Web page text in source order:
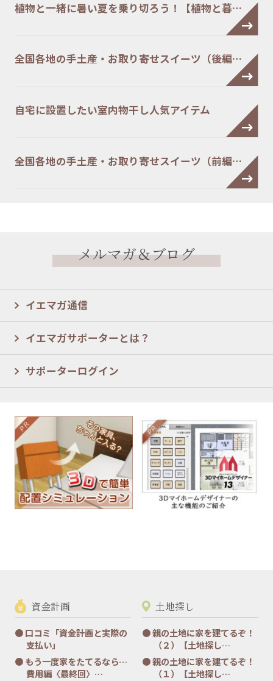
植物と一緒に暑い夏を乗り切ろう！【植物と暮…
全国各地の手土産・お取り寄せスイーツ（後編…
自宅に設置したい室内物干し人気アイテム
全国各地の手土産・お取り寄せスイーツ（前編…
メルマガ＆ブログ
イエマガ通信
イエマガサポーターとは？
サポーターログイン
資金計画
口コミ「資金計画と実際の
支払い」
もう一度家をたてるなら…
費用編〈最終回〉…
土地探し
親の土地に家を建てるぞ！
（２）【土地探し…
親の土地に家を建てるぞ！
（１）【土地探し…